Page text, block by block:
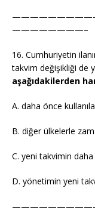
————————–
16. Cumhuriyetin
takvim değişikliği de
aşağıdakilerden
A. daha önce
B. diğer ülkelerle
C. yeni takvimin daha
D. yönetimin yeni